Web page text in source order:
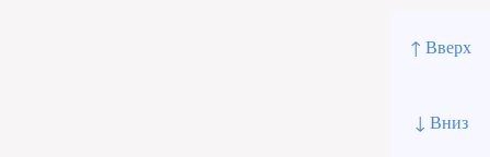
↑ Вверх
↓ Вниз